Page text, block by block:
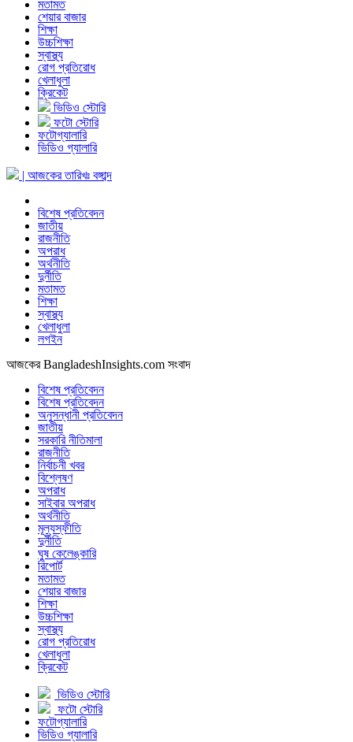
মতামত
শেয়ার বাজার
শিক্ষা
উচ্চশিক্ষা
স্বাস্থ্য
রোগ প্রতিরোধ
খেলাধুলা
ক্রিকেট
ভিডিও স্টোরি
ফটো স্টোরি
ফটোগ্যালারি
ভিডিও গ্যালারি
| আজকের তারিখঃ বঙ্গাব্দ
বিশেষ প্রতিবেদন
জাতীয়
রাজনীতি
অপরাধ
অর্থনীতি
দুর্নীতি
মতামত
শিক্ষা
স্বাস্থ্য
খেলাধুলা
লগইন
আজকের BangladeshInsights.com সংবাদ
বিশেষ প্রতিবেদন
বিশেষ প্রতিবেদন
অনুসন্ধানী প্রতিবেদন
জাতীয়
সরকারি নীতিমালা
রাজনীতি
নির্বাচনী খবর
বিশ্লেষণ
অপরাধ
সাইবার অপরাধ
অর্থনীতি
মূল্যস্ফীতি
দুর্নীতি
ঘুষ কেলেঙ্কারি
রিপোর্ট
মতামত
শেয়ার বাজার
শিক্ষা
উচ্চশিক্ষা
স্বাস্থ্য
রোগ প্রতিরোধ
খেলাধুলা
ক্রিকেট
ভিডিও স্টোরি
ফটো স্টোরি
ফটোগ্যালারি
ভিডিও গ্যালারি